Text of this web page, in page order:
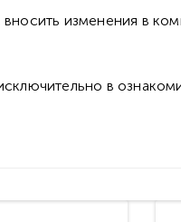
изменения в
в